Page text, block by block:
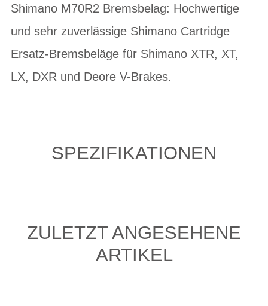
Shimano M70R2 Bremsbelag: Hochwertige
und sehr zuverlässige Shimano Cartridge
Ersatz-Bremsbeläge für Shimano XTR, XT,
LX, DXR und Deore V-Brakes.
SPEZIFIKATIONEN
ZULETZT ANGESEHENE
ARTIKEL